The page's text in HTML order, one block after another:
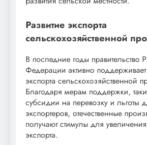
Развитие экспорта
сельскохозяйственной
В последние годы правительство
Федерации активно поддерживает
экспорта сельскохозяйственной
Благодаря мерам поддержки,
субсидии на перевозку и льготы
экспортеров, отечественные
получают стимулы для
экспорта.